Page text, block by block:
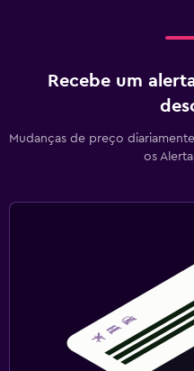
Recebe um
Mudanças de preço
os